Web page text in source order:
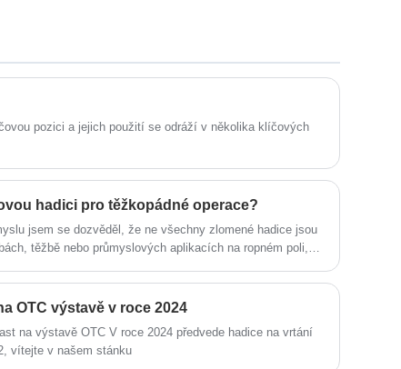
amerických trhů. Těšíme se, že se
staneme vaším dlouhodobým partnerem
pozici a jejich použití se odráží v několika klíčových
hadici pro těžkopádné operace?
jsem se dozvěděl, že ne všechny zlomené hadice jsou
těžbě nebo průmyslových aplikacích na ropném poli,
OTC výstavě v roce 2024
na výstavě OTC V roce 2024 předvede hadice na vrtání
vítejte v našem stánku